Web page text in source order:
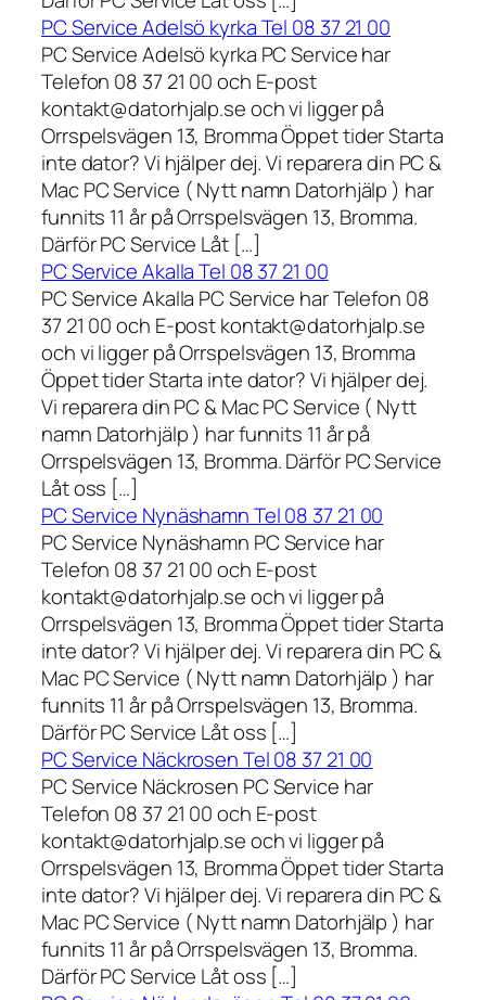
PC Service Adelsö kyrka Tel 08 37 21 00
PC Service Adelsö kyrka PC Service har
Telefon 08 37 21 00 och E-post
kontakt@datorhjalp.se och vi ligger på
Orrspelsvägen 13, Bromma Öppet tider Starta
inte dator? Vi hjälper dej. Vi reparera din PC &
Mac PC Service ( Nytt namn Datorhjälp ) har
funnits 11 år på Orrspelsvägen 13, Bromma.
Därför PC Service Låt […]
PC Service Akalla Tel 08 37 21 00
PC Service Akalla PC Service har Telefon 08
37 21 00 och E-post kontakt@datorhjalp.se
och vi ligger på Orrspelsvägen 13, Bromma
Öppet tider Starta inte dator? Vi hjälper dej.
Vi reparera din PC & Mac PC Service ( Nytt
namn Datorhjälp ) har funnits 11 år på
Orrspelsvägen 13, Bromma. Därför PC Service
Låt oss […]
PC Service Nynäshamn Tel 08 37 21 00
PC Service Nynäshamn PC Service har
Telefon 08 37 21 00 och E-post
kontakt@datorhjalp.se och vi ligger på
Orrspelsvägen 13, Bromma Öppet tider Starta
inte dator? Vi hjälper dej. Vi reparera din PC &
Mac PC Service ( Nytt namn Datorhjälp ) har
funnits 11 år på Orrspelsvägen 13, Bromma.
Därför PC Service Låt oss […]
PC Service Näckrosen Tel 08 37 21 00
PC Service Näckrosen PC Service har
Telefon 08 37 21 00 och E-post
kontakt@datorhjalp.se och vi ligger på
Orrspelsvägen 13, Bromma Öppet tider Starta
inte dator? Vi hjälper dej. Vi reparera din PC &
Mac PC Service ( Nytt namn Datorhjälp ) har
funnits 11 år på Orrspelsvägen 13, Bromma.
Därför PC Service Låt oss […]